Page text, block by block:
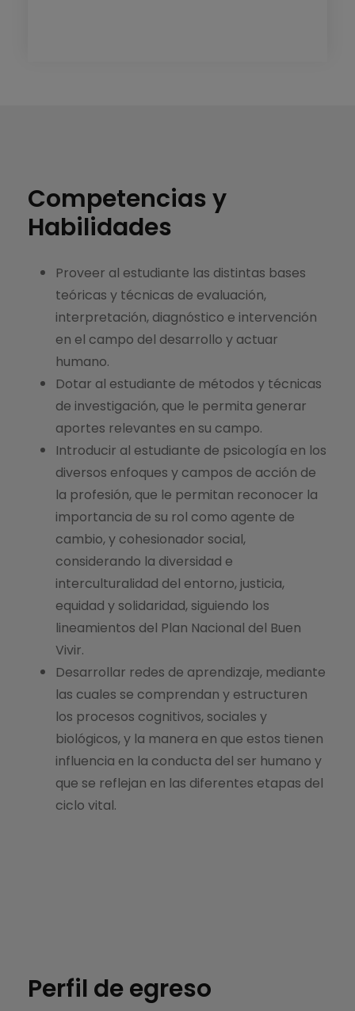
Competencias y
Habilidades
Proveer al estudiante las distintas bases
teóricas y técnicas de evaluación,
interpretación, diagnóstico e intervención
en el campo del desarrollo y actuar
humano.
Dotar al estudiante de métodos y técnicas
de investigación, que le permita generar
aportes relevantes en su campo.
Introducir al estudiante de psicología en los
diversos enfoques y campos de acción de
la profesión, que le permitan reconocer la
importancia de su rol como agente de
cambio, y cohesionador social,
considerando la diversidad e
interculturalidad del entorno, justicia,
equidad y solidaridad, siguiendo los
lineamientos del Plan Nacional del Buen
Vivir.
Desarrollar redes de aprendizaje, mediante
las cuales se comprendan y estructuren
los procesos cognitivos, sociales y
biológicos, y la manera en que estos tienen
influencia en la conducta del ser humano y
que se reflejan en las diferentes etapas del
ciclo vital.
Perfil de egreso